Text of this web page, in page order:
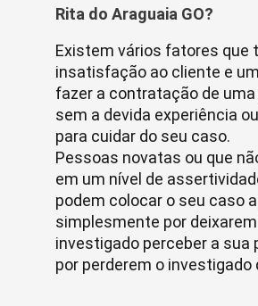
Rita do Araguaia GO?
Existem vários fatores que
insatisfação ao cliente e
fazer a contratação de
sem a devida experiência
para cuidar do seu caso.
Pessoas novatas ou que
em um nível de
podem colocar o seu caso
simplesmente por
investigado perceber a sua
por perderem o investigado